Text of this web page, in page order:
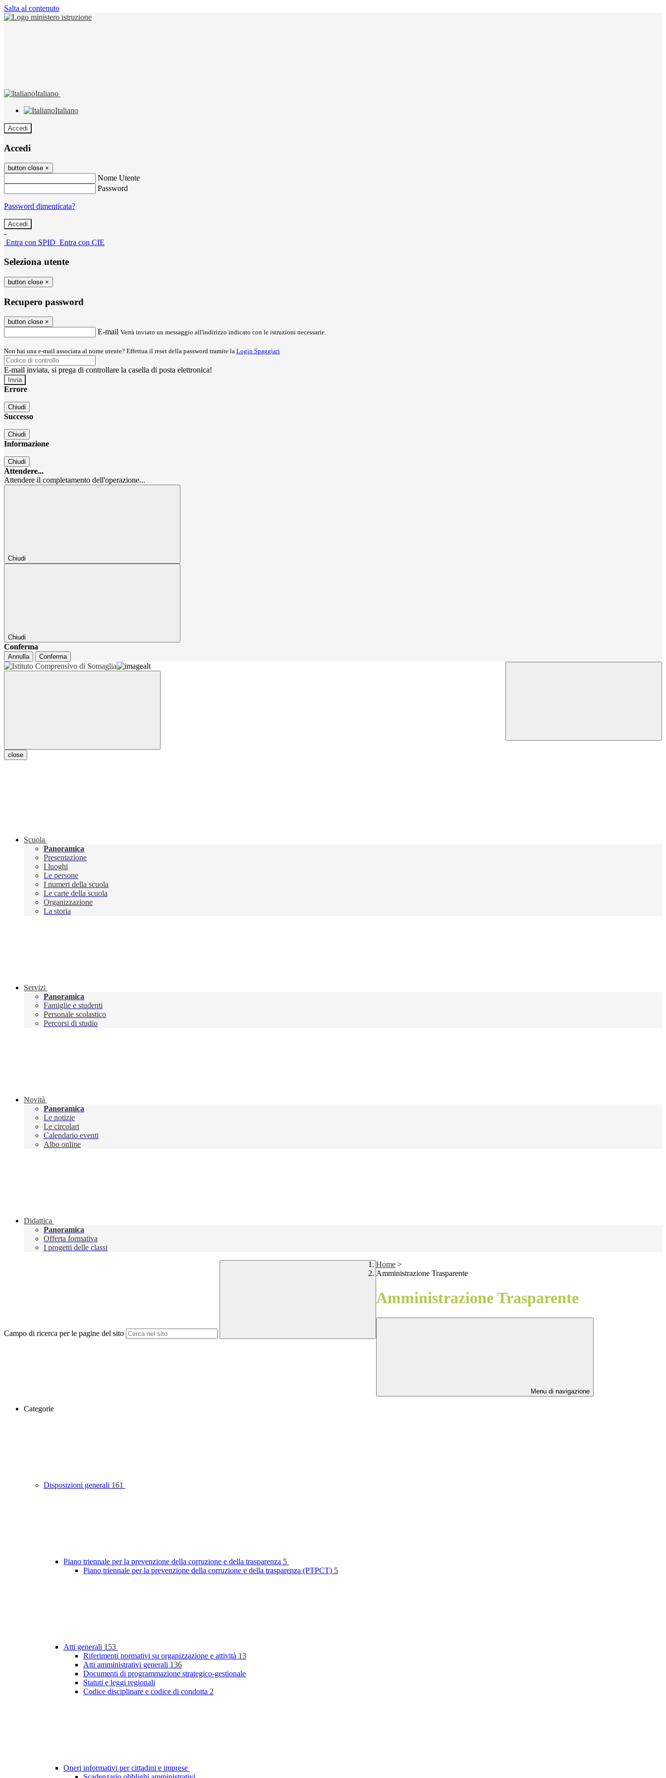
Salta al contenuto
Italiano
Italiano
Accedi
Accedi
button close ×
Nome Utente
Password
Password dimenticata?
-
Entra con SPID Entra con CIE
Seleziona utente
button close ×
Recupero password
button close ×
E-mail Verrà inviato un messaggio all'indirizzo indicato con le istruzioni necessarie.
Non hai una e-mail associata al nome utente? Effettua il reset della password tramite la Login Spaggiari
E-mail inviata, si prega di controllare la casella di posta elettronica!
Errore
Chiudi
Successo
Chiudi
Informazione
Chiudi
Attendere...
Attendere il completamento dell'operazione...
Chiudi
Chiudi
Conferma
Annulla Conferma
close
Scuola
Panoramica
Presentazione
I luoghi
Le persone
I numeri della scuola
Le carte della scuola
Organizzazione
La storia
Servizi
Panoramica
Famiglie e studenti
Personale scolastico
Percorsi di studio
Novità
Panoramica
Le notizie
Le circolari
Calendario eventi
Albo online
Didattica
Panoramica
Offerta formativa
I progetti delle classi
Campo di ricerca per le pagine del sito
Home >
Amministrazione Trasparente
Amministrazione Trasparente
Menu di navigazione
Categorie
Disposizioni generali 161
Piano triennale per la prevenzione della corruzione e della trasparenza 5
Piano triennale per la prevenzione della corruzione e della trasparenza (PTPCT) 5
Atti generali 153
Riferimenti normativi su organizzazione e attività 13
Atti amministrativi generali 136
Documenti di programmazione strategico-gestionale
Statuti e leggi regionali
Codice disciplinare e codice di condotta 2
Oneri informativi per cittadini e imprese